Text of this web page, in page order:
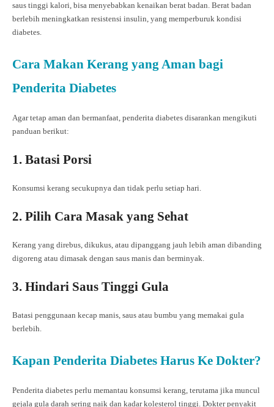
saus tinggi kalori, bisa menyebabkan kenaikan berat badan. Berat badan
berlebih meningkatkan resistensi insulin, yang memperburuk kondisi
diabetes.
Cara Makan Kerang yang Aman bagi
Penderita Diabetes
Agar tetap aman dan bermanfaat, penderita diabetes disarankan mengikuti
panduan berikut:
1. Batasi Porsi
Konsumsi kerang secukupnya dan tidak perlu setiap hari.
2. Pilih Cara Masak yang Sehat
Kerang yang direbus, dikukus, atau dipanggang jauh lebih aman dibanding
digoreng atau dimasak dengan saus manis dan berminyak.
3. Hindari Saus Tinggi Gula
Batasi penggunaan kecap manis, saus atau bumbu yang memakai gula
berlebih.
Kapan Penderita Diabetes Harus Ke Dokter?
Penderita diabetes perlu memantau konsumsi kerang, terutama jika muncul
gejala gula darah sering naik dan kadar kolesterol tinggi. Dokter penyakit